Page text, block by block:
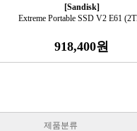
[Sandisk]
Extreme Portable SSD V2 E61
918,400원
제품분류